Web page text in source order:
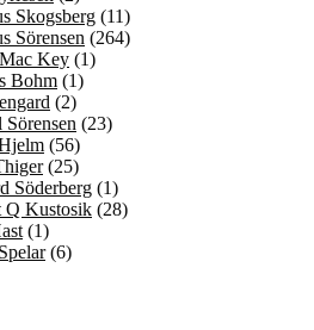
Skogsberg (11)
Sörensen (264)
Key (1)
Bohm (1)
(2)
(23)
(56)
(25)
Söderberg (1)
Q Kustosik (28)
(1)
(6)